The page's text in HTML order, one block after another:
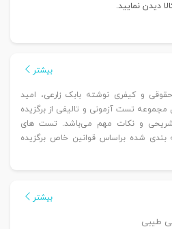
دیدن نمایید.
بیشتر
و کیفری نوشته بابک زارعی، امید
تست آزمونی و تالیفی از برگزیده
و نکات مهم می‌باشد. تست های
شده براساس قوانین خاص برگزیده
بیشتر
طیبی